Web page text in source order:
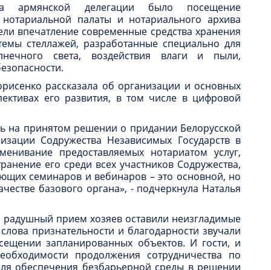
армянской делегации было посещение
палаты и нотариального архива
впечатление современные средства хранения
стеллажей, разработанные специально для
света, воздействия влаги и пыли,
рассказала об организации и основных
его развития, в том числе в цифровой
на принятом решении о придании Белорусской
Содружества Независимых Государств в
предоставляемых нотариатом услуг,
его среди всех участников Содружества,
семинаров и вебинаров – это основной, но
базового органа», - подчеркнула Наталья
прием хозяев оставили неизгладимые
признательности и благодарности звучали
запланированных объектов. И гости, и
продолжения сотрудничества по
обеспечения безбарьерной среды в решении